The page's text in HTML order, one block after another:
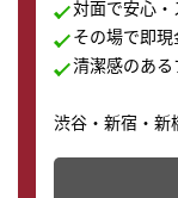
対面で安心
その場で即現
清潔感のある
渋谷・新宿・新
その場で現金
店舗を併設し